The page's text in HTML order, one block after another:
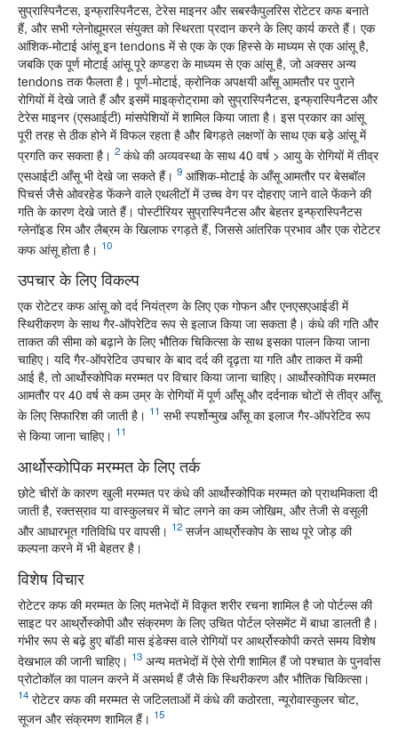
सुप्रास्पिनैटस, इन्फ्रास्पिनैटस, टेरेस माइनर और सबस्कैपुलरिस रोटेटर कफ बनाते
हैं, और सभी ग्लेनोह्यूमरल संयुक्त को स्थिरता प्रदान करने के लिए कार्य करते हैं। एक
आंशिक-मोटाई आंसू इन tendons में से एक के एक हिस्से के माध्यम से एक आंसू है,
जबकि एक पूर्ण मोटाई आंसू पूरे कण्डरा के माध्यम से एक आंसू है, जो अक्सर अन्य
tendons तक फैलता है। पूर्ण-मोटाई, क्रोनिक अपक्षयी आँसू आमतौर पर पुराने
रोगियों में देखे जाते हैं और इसमें माइक्रोट्रामा को सुप्रास्पिनैटस, इन्फ्रास्पिनैटस और
टेरेस माइनर (एसआईटी) मांसपेशियों में शामिल किया जाता है। इस प्रकार का आंसू
पूरी तरह से ठीक होने में विफल रहता है और बिगड़ते लक्षणों के साथ एक बड़े आंसू में
प्रगति कर सकता है। 2 कंधे की अव्यवस्था के साथ 40 वर्ष > आयु के रोगियों में तीव्र
एसआईटी आँसू भी देखे जा सकते हैं। 9 आंशिक-मोटाई के आँसू आमतौर पर बेसबॉल
पिचर्स जैसे ओवरहेड फेंकने वाले एथलीटों में उच्च वेग पर दोहराए जाने वाले फेंकने की
गति के कारण देखे जाते हैं। पोस्टीरियर सुप्रास्पिनैटस और बेहतर इन्फ्रास्पिनैटस
ग्लेनॉइड रिम और लैब्रम के खिलाफ रगड़ते हैं, जिससे आंतरिक प्रभाव और एक रोटेटर
कफ आंसू होता है। 10
उपचार के लिए विकल्प
एक रोटेटर कफ आंसू को दर्द नियंत्रण के लिए एक गोफन और एनएसएआईडी में
स्थिरीकरण के साथ गैर-ऑपरेटिव रूप से इलाज किया जा सकता है। कंधे की गति और
ताकत की सीमा को बढ़ाने के लिए भौतिक चिकित्सा के साथ इसका पालन किया जाना
चाहिए। यदि गैर-ऑपरेटिव उपचार के बाद दर्द की दृढ़ता या गति और ताकत में कमी
आई है, तो आर्थोस्कोपिक मरम्मत पर विचार किया जाना चाहिए। आर्थोस्कोपिक मरम्मत
आमतौर पर 40 वर्ष से कम उम्र के रोगियों में पूर्ण आँसू और दर्दनाक चोटों से तीव्र आँसू
के लिए सिफारिश की जाती है। 11 सभी स्पर्शोन्मुख आँसू का इलाज गैर-ऑपरेटिव रूप
से किया जाना चाहिए। 11
आर्थोस्कोपिक मरम्मत के लिए तर्क
छोटे चीरों के कारण खुली मरम्मत पर कंधे की आर्थोस्कोपिक मरम्मत को प्राथमिकता दी
जाती है, रक्तस्राव या वास्कुलचर में चोट लगने का कम जोखिम, और तेजी से वसूली
और आधारभूत गतिविधि पर वापसी। 12 सर्जन आर्थ्रोस्कोप के साथ पूरे जोड़ की
कल्पना करने में भी बेहतर है।
विशेष विचार
रोटेटर कफ की मरम्मत के लिए मतभेदों में विकृत शरीर रचना शामिल है जो पोर्टल्स की
साइट पर आर्थ्रोस्कोपी और संक्रमण के लिए उचित पोर्टल प्लेसमेंट में बाधा डालती है।
गंभीर रूप से बढ़े हुए बॉडी मास इंडेक्स वाले रोगियों पर आर्थ्रोस्कोपी करते समय विशेष
देखभाल की जानी चाहिए। 13 अन्य मतभेदों में ऐसे रोगी शामिल हैं जो पश्चात के पुनर्वास
प्रोटोकॉल का पालन करने में असमर्थ हैं जैसे कि स्थिरीकरण और भौतिक चिकित्सा।
14 रोटेटर कफ की मरम्मत से जटिलताओं में कंधे की कठोरता, न्यूरोवास्कुलर चोट,
सूजन और संक्रमण शामिल हैं। 15